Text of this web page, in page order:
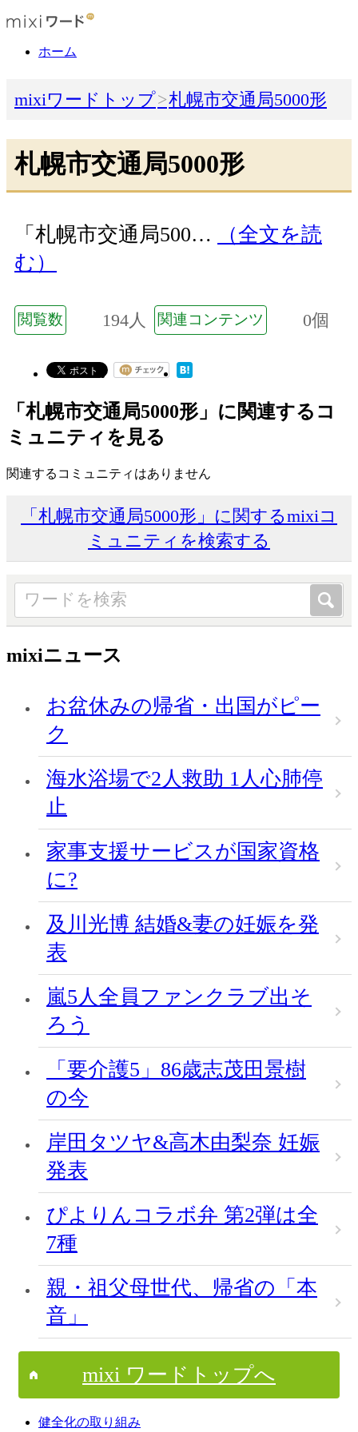
ホーム
mixiワードトップ 札幌市交通局5000形
札幌市交通局5000形
「札幌市交通局500…
（全文を読
む）
閲覧数 194人 関連コンテンツ 0個
「札幌市交通局5000形」に関連するコ
ミュニティを見る
関連するコミュニティはありません
「札幌市交通局5000形」に関するmixiコ
ミュニティを検索する
mixiニュース
お盆休みの帰省・出国がピー
ク
海水浴場で2人救助 1人心肺停
止
家事支援サービスが国家資格
に?
及川光博 結婚&妻の妊娠を発
表
嵐5人全員ファンクラブ出そ
ろう
「要介護5」86歳志茂田景樹
の今
岸田タツヤ&高木由梨奈 妊娠
発表
ぴよりんコラボ弁 第2弾は全
7種
親・祖父母世代、帰省の「本
音」
mixi ワードトップへ
健全化の取り組み